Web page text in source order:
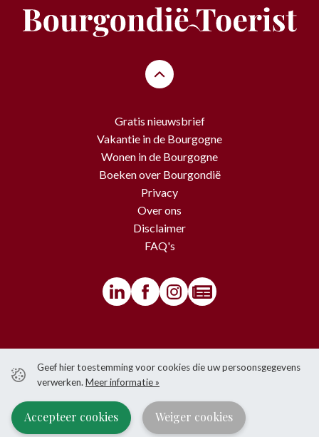
Geef hier toestemming voor cookies die uw persoonsgegevens
verwerken. Meer informatie »
Accepteer cookies Weiger cookies
Gratis nieuwsbrief
Vakantie in de Bourgogne
Wonen in de Bourgogne
Boeken over Bourgondië
Privacy
Over ons
Disclaimer
FAQ's
gelden copyrights.
Het is niet toegestaan om iets over te nemen van de website zonder
voorafgaande schriftelijke toestemming van BourgondiëToerist.